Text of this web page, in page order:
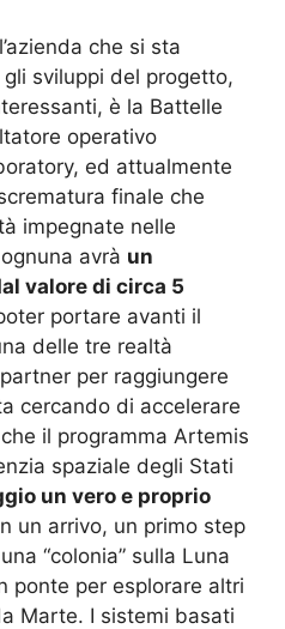
che si sta
sviluppi del progetto,
è la Battelle
operativo
ed attualmente
finale che
impegnate nelle
avrà un
valore di circa 5
portare avanti il
delle tre realtà
per raggiungere
cercando di accelerare
il programma Artemis
spaziale degli Stati
un vero e proprio
un arrivo, un primo step
“colonia” sulla Luna
ponte per esplorare altri
Marte. I sistemi basati